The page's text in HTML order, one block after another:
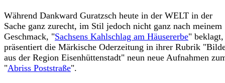
Während Dankward Guratzsch heute in der WELT in der
Sache ganz zurecht, im Stil jedoch nicht ganz nach meinem
Geschmack, "Sachsens Kahlschlag am Häusererbe" beklagt,
präsentiert die Märkische Oderzeitung in ihrer Rubrik
aus der Region Eisenhüttenstadt" neun neue Aufnahmen
"Abriss Poststraße".